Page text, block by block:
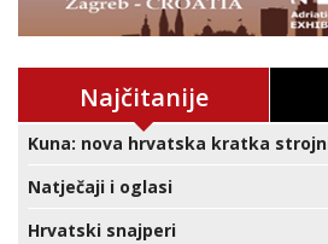
Najčitanije
Kuna: nova hrvatska kratka
Natječaji i oglasi
Hrvatski snajperi